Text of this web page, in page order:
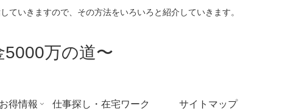
いきますので、その方法をいろいろと紹介していきます。
万の道〜
得情報 仕事探し・在宅ワーク サイトマップ